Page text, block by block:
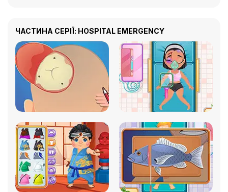
ЧАСТИНА СЕРІЇ: HOSPITAL EMERGENCY